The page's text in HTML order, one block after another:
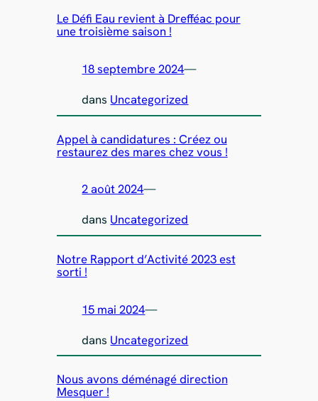
Le Défi Eau revient à Drefféac pour
une troisième saison !
18 septembre 2024—
dans Uncategorized
Appel à candidatures : Créez ou
restaurez des mares chez vous !
2 août 2024—
dans Uncategorized
Notre Rapport d’Activité 2023 est
sorti !
15 mai 2024—
dans Uncategorized
Nous avons déménagé direction
Mesquer !